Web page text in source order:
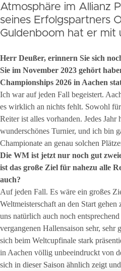
Atmosphäre im Allianz
seines Erfolgspartners
Guldenboom hat er mit
Herr Deußer, erinnern Sie sich
Sie im November 2023 gehört
Championships 2026 in Aachen
Ich war auf jeden Fall begeistert.
es wirklich an nichts fehlt. Sowohl
Reiter ist alles vorhanden. Jedes Jahr
wunderschönes Turnier, und ich bin
Championate an genau solchen
Die WM ist jetzt nur noch gut
ist das große Ziel für nahezu alle
auch?
Auf jeden Fall. Es wäre ein großes
Weltmeisterschaft an den Start
uns natürlich auch noch
vergangenen Hallensaison sehr, sehr
sich beim Weltcupfinale stark
in Aachen völlig unbeeindruckt von
sich in dieser Saison ähnlich zeigt